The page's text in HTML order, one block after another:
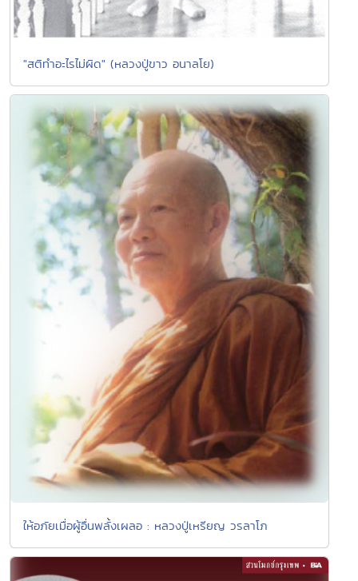
"สติทำอะไรไม่ผิด" (หลวงปู่ขาว อนาลโย)
ให้อภัยเมื่อผู้อื่นพลั้งเผลอ : หลวงปู่เหรียญ วรลาโภ